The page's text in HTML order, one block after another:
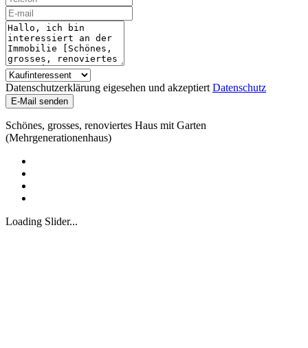
Datenschutzerklärung eigesehen und akzeptiert Datenschutz
E-Mail senden
Schönes, grosses, renoviertes Haus mit Garten
(Mehrgenerationenhaus)
Loading Slider...